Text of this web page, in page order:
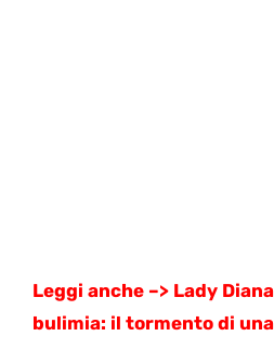
Leggi anche –> Lady
bulimia: il tormento di